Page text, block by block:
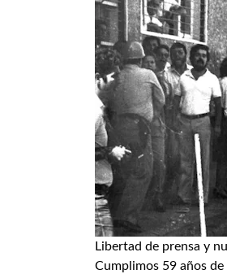
Libertad de prensa y
Cumplimos 59 años